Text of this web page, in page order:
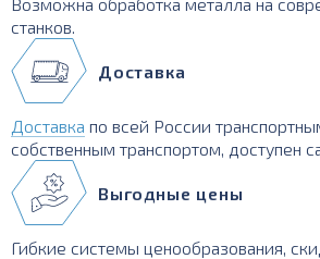
станков.
Доставка
Доставка по всей России
собственным транспортом, доступен
Выгодные цены
Гибкие системы ценообразования,